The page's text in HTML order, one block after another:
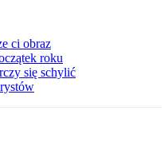
ci obraz
roku
się schylić